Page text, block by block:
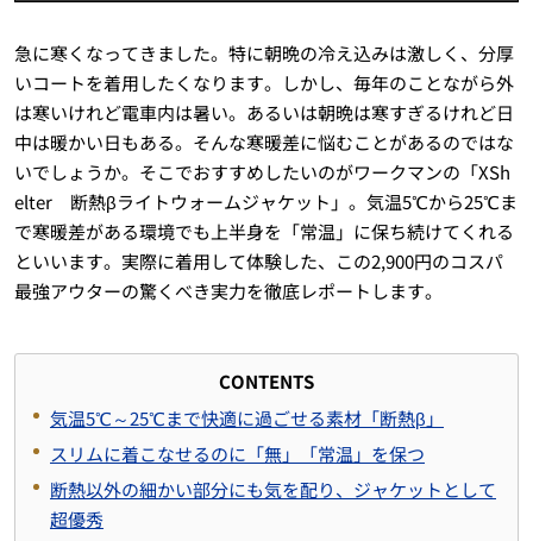
急に寒くなってきました。特に朝晩の冷え込みは激しく、分厚
いコートを着用したくなります。しかし、毎年のことながら外
は寒いけれど電車内は暑い。あるいは朝晩は寒すぎるけれど日
中は暖かい日もある。そんな寒暖差に悩むことがあるのではな
いでしょうか。そこでおすすめしたいのがワークマンの「XSh
elter 断熱βライトウォームジャケット」。気温5℃から25℃ま
で寒暖差がある環境でも上半身を「常温」に保ち続けてくれる
といいます。実際に着用して体験した、この2,900円のコスパ
最強アウターの驚くべき実力を徹底レポートします。
CONTENTS
気温5℃～25℃まで快適に過ごせる素材「断熱β」
スリムに着こなせるのに「無」「常温」を保つ
断熱以外の細かい部分にも気を配り、ジャケットとして
超優秀